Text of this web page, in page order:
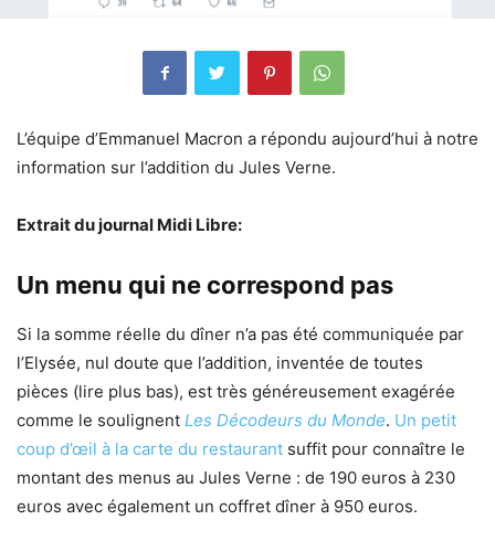
L’équipe d’Emmanuel Macron a répondu aujourd’hui à notre
information sur l’addition du Jules Verne.
Extrait du journal Midi Libre:
Un menu qui ne correspond pas
Si la somme réelle du dîner n’a pas été communiquée par
l’Elysée, nul doute que l’addition, inventée de toutes
pièces (lire plus bas), est très généreusement exagérée
comme le soulignent Les Décodeurs du Monde. Un petit
coup d’œil à la carte du restaurant suffit pour connaître le
montant des menus au Jules Verne : de 190 euros à 230
euros avec également un coffret dîner à 950 euros.